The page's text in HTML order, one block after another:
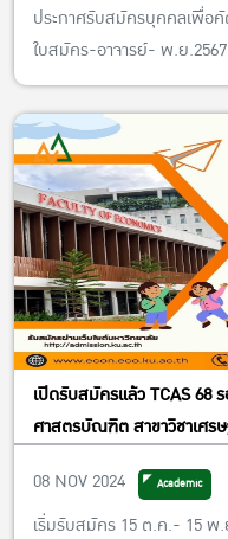
ประกาศรับสมัครบุคคลเพื่อคั
ใบสมัคร-อาจารย์- พ.ย.2567
เปิดรับสมัครแล้ว TCAS 68
ศาสตรบัณฑิต สาขาวิชาเศร
08 NOV 2024
Academic
เริ่มรับสมัคร 15 ต.ค.- 15 พ.